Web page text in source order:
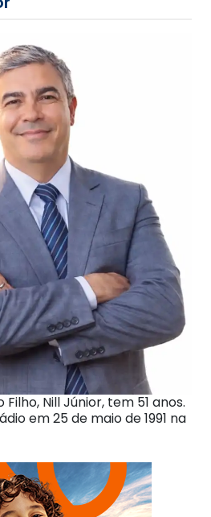
Nill Júnior, tem 51 anos.
em 25 de maio de 1991 na